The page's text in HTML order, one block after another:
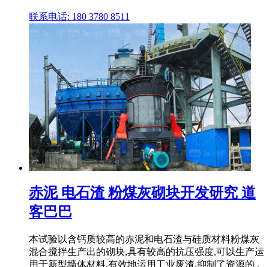
联系电话: 180 3780 8511
赤泥 电石渣 粉煤灰砌块开发研究 道
客巴巴
本试验以含钙质较高的赤泥和电石渣与硅质材料粉煤灰
混合搅拌生产出的砌块,具有较高的抗压强度,可以生产运
用于新型墙体材料,有效地运用工业废渣,抑制了资源的 .